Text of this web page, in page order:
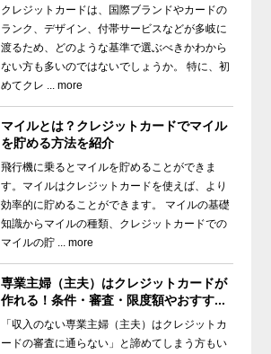
クレジットカードは、国際ブランドやカードの
ランク、デザイン、付帯サービスなどが多岐に
渡るため、どのような基準で選ぶべきかわから
ない方も多いのではないでしょうか。 特に、初
めてクレ ... more
マイルとは？クレジットカードでマイル
を貯める方法を紹介
飛行機に乗るとマイルを貯めることができま
す。マイルはクレジットカードを使えば、より
効率的に貯めることができます。 マイルの基礎
知識からマイルの種類、クレジットカードでの
マイルの貯 ... more
専業主婦（主夫）はクレジットカードが
作れる！条件・審査・限度額やおすす...
「収入のない専業主婦（主夫）はクレジットカ
ードの審査に通らない」と諦めてしまう方もい